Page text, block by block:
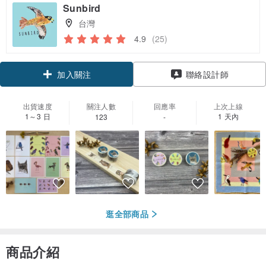
Sunbird
台灣
4.9 (25)
加入關注 聯絡設計師
出貨速度
1～3 日
關注人數
123
回應率
-
上次上線
1 天內
逛全部商品
商品介紹